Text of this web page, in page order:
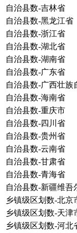
自治县数-吉林省
自治县数-黑龙江省
自治县数-浙江省
自治县数-湖北省
自治县数-湖南省
自治县数-广东省
自治县数-广西壮族
自治县数-海南省
自治县数-重庆市
自治县数-四川省
自治县数-贵州省
自治县数-云南省
自治县数-甘肃省
自治县数-青海省
自治县数-新疆维吾
乡镇级区划数-北京
乡镇级区划数-天津
乡镇级区划数-河北